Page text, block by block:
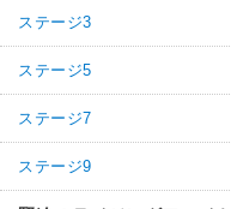
ステージ3
ステージ5
ステージ7
ステージ9